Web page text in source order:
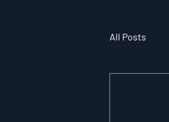
All Posts